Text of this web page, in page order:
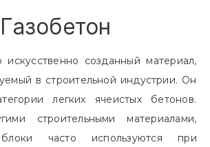
Газобетон
искусственно созданный материал,
в строительной индустрии. Он
легких ячеистых бетонов.
строительными материалами,